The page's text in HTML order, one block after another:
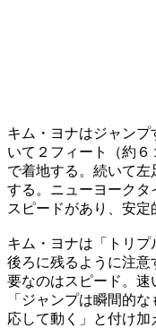
キム・ヨナはジャン
いて２フィート（約
で着地する。続いて
する。ニューヨークタ
スピードがあり、安定
キム・ヨナは「トリ
後ろに残るように注
要なのはスピード。速
「ジャンプは瞬間的
応して動く」と付け加